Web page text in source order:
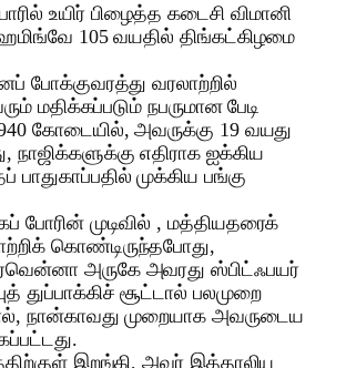
உயிர் பிழைத்த கடைசி விமானி
105 வயதில் திங்கட்கிழமை
போக்குவரத்து வரலாற்றில்
மதிக்கப்படும் நபருமான பேடி
கோடையில், அவருக்கு 19 வயது
​​நாஜிக்களுக்கு எதிராக ஐக்கிய
பாதுகாப்பதில் முக்கிய பங்கு
போரின் முடிவில் , மத்தியதரைக்
கொண்டிருந்தபோது,
அருகே அவரது ஸ்பிட்ஃபயர்
துப்பாக்கிச் சூட்டால் பலமுறை
நான்காவது முறையாக அவருடைய
இறங்கி, அவர் இத்தாலிய